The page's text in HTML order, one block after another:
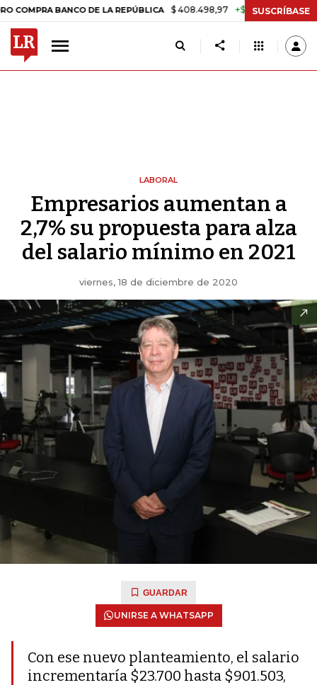
BANCO DE LA REPÚBLICA $ 408.498,97 +$ 8.753,81 +2,19%
SUSCRÍBASE
LABORAL
Empresarios aumentan a
2,7% su propuesta para alza
del salario mínimo en 2021
viernes, 18 de diciembre de 2020
GUARDAR
UNIRSE A WHATSAPP
Con ese nuevo planteamiento, el salario
incrementaría $23.700 hasta $901.503,